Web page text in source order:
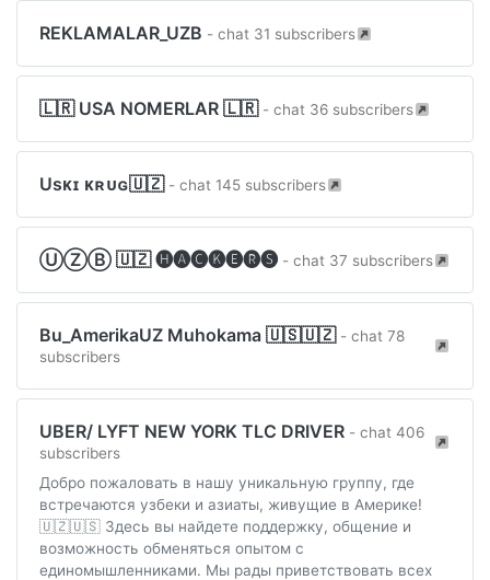
REKLAMALAR_UZB - chat 31 subscribers
🇱🇷 USA NOMERLAR 🇱🇷 - chat 36 subscribers
Usᴋɪ ᴋʀᴜɢ🇺🇿 - chat 145 subscribers
ⓊⓏⒷ 🇺🇿 🅗🅐🅒🅚🅔🅡🅢 - chat 37 subscribers
Bu_AmerikaUZ Muhokama 🇺🇸🇺🇿 - chat 78
subscribers
UBER/ LYFT NEW YORK TLC DRIVER - chat 406
subscribers
Добро пожаловать в нашу уникальную группу, где
встречаются узбеки и азиаты, живущие в Америке!
🇺🇿🇺🇸 Здесь вы найдете поддержку, общение и
возможность обменяться опытом с
единомышленниками. Мы рады приветствовать всех